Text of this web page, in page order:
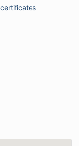
certificates